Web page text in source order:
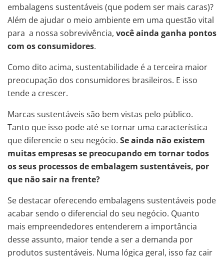
embalagens sustentáveis (que podem ser mais caras)?
Além de ajudar o meio ambiente em uma questão vital
para a nossa sobrevivência, você ainda ganha pontos
com os consumidores.
Como dito acima, sustentabilidade é a terceira maior
preocupação dos consumidores brasileiros. E isso
tende a crescer.
Marcas sustentáveis são bem vistas pelo público.
Tanto que isso pode até se tornar uma característica
que diferencie o seu negócio. Se ainda não existem
muitas empresas se preocupando em tornar todos
os seus processos de embalagem sustentáveis, por
que não sair na frente?
Se destacar oferecendo embalagens sustentáveis pode
acabar sendo o diferencial do seu negócio. Quanto
mais empreendedores entenderem a importância
desse assunto, maior tende a ser a demanda por
produtos sustentáveis. Numa lógica geral, isso faz cair